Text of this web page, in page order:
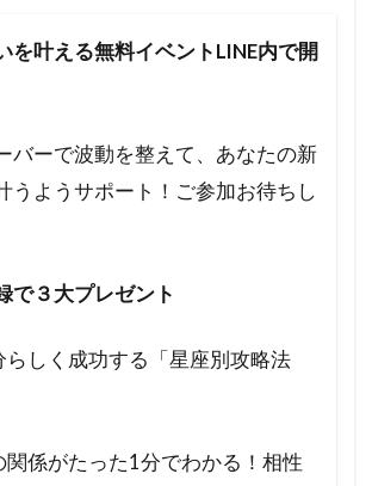
を叶える無料イベントLINE内で開
バーで波動を整えて、あなたの新
うようサポート！ご参加お待ちし
で３大プレゼント
らしく成功する「星座別攻略法
関係がたった1分でわかる！相性